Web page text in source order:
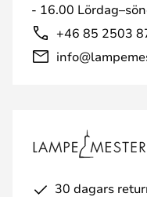
- 16.00
+46 85 2503
30 dagars